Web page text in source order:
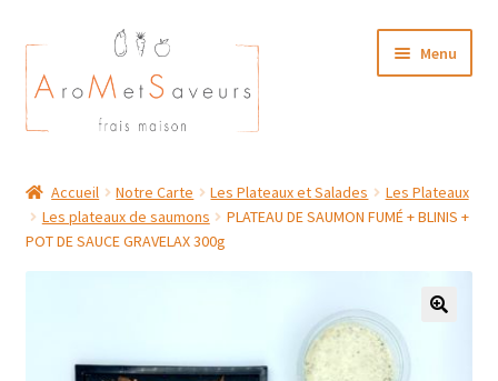
Aller
à
la
navigation
Aller
au
contenu
Menu
Plat du Jour/ Menu Week end
NOS BOUTIQUES
Accueil Notre Carte Les Plateaux et Salades
Les Plateaux
Les plateaux de saumons
PLATEAU DE SAUMON FUMÉ + BLINIS +
POT DE SAUCE GRAVELAX 300g